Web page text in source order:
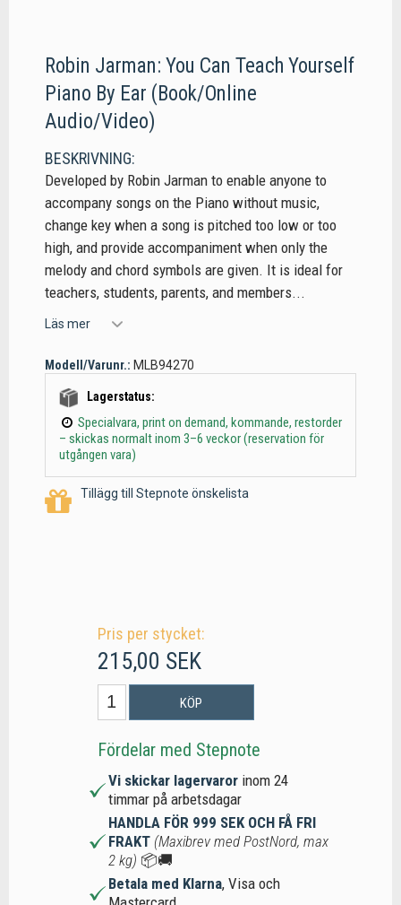
Robin Jarman: You Can Teach Yourself
Piano By Ear (Book/Online
Audio/Video)
BESKRIVNING:
Developed by Robin Jarman to enable anyone to
accompany songs on the Piano without music,
change key when a song is pitched too low or too
high, and provide accompaniment when only the
melody and chord symbols are given. It is ideal for
teachers, students, parents, and members...
Läs mer
Modell/Varunr.: MLB94270
Lagerstatus:
Specialvara, print on demand, kommande, restorder
– skickas normalt inom 3–6 veckor (reservation för
utgången vara)
Tillägg till Stepnote önskelista
Pris per stycket:
215,00 SEK
KÖP
Fördelar med Stepnote
Vi skickar lagervaror inom 24
timmar på arbetsdagar
HANDLA FÖR 999 SEK OCH FÅ FRI
FRAKT (Maxibrev med PostNord, max
2 kg) 📦🚚
Betala med Klarna, Visa och